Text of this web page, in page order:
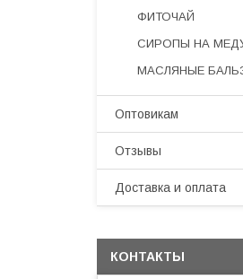
ФИТОЧАЙ
СИРОПЫ НА
МАСЛЯНЫЕ
Оптовикам
Отзывы
Доставка и оплата
КОНТАКТЫ